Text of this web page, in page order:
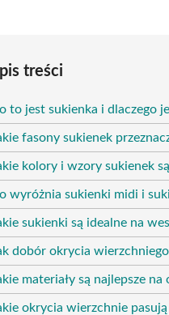
treści
to jest sukienka i dlaczego
fasony sukienek
kolory i wzory sukienek
wyróżnia sukienki midi i
sukienki są idealne na
dobór okrycia
materiały są najlepsze
okrycia wierzchnie